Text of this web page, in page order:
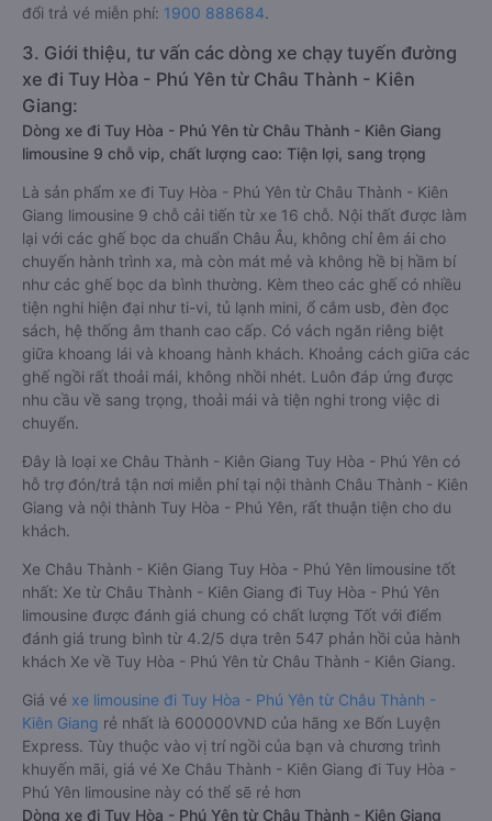
đổi trả vé miễn phí: 1900 888684.
3. Giới thiệu, tư vấn các dòng xe chạy tuyến đường
xe đi Tuy Hòa - Phú Yên từ Châu Thành - Kiên
Giang:
Dòng xe đi Tuy Hòa - Phú Yên từ Châu Thành - Kiên Giang
limousine 9 chỗ vip, chất lượng cao: Tiện lợi, sang trọng
Là sản phẩm xe đi Tuy Hòa - Phú Yên từ Châu Thành - Kiên
Giang limousine 9 chỗ cải tiến từ xe 16 chỗ. Nội thất được làm
lại với các ghế bọc da chuẩn Châu Âu, không chỉ êm ái cho
chuyến hành trình xa, mà còn mát mẻ và không hề bị hầm bí
như các ghế bọc da bình thường. Kèm theo các ghế có nhiều
tiện nghi hiện đại như ti-vi, tủ lạnh mini, ổ cắm usb, đèn đọc
sách, hệ thống âm thanh cao cấp. Có vách ngăn riêng biệt
giữa khoang lái và khoang hành khách. Khoảng cách giữa các
ghế ngồi rất thoải mái, không nhồi nhét. Luôn đáp ứng được
nhu cầu về sang trọng, thoải mái và tiện nghi trong việc di
chuyển.
Đây là loại xe Châu Thành - Kiên Giang Tuy Hòa - Phú Yên có
hỗ trợ đón/trả tận nơi miễn phí tại nội thành Châu Thành - Kiên
Giang và nội thành Tuy Hòa - Phú Yên, rất thuận tiện cho du
khách.
Xe Châu Thành - Kiên Giang Tuy Hòa - Phú Yên limousine tốt
nhất: Xe từ Châu Thành - Kiên Giang đi Tuy Hòa - Phú Yên
limousine được đánh giá chung có chất lượng Tốt với điểm
đánh giá trung bình từ 4.2/5 dựa trên 547 phản hồi của hành
khách Xe về Tuy Hòa - Phú Yên từ Châu Thành - Kiên Giang.
Giá vé xe limousine đi Tuy Hòa - Phú Yên từ Châu Thành -
Kiên Giang rẻ nhất là 600000VND của hãng xe Bốn Luyện
Express. Tùy thuộc vào vị trí ngồi của bạn và chương trình
khuyến mãi, giá vé Xe Châu Thành - Kiên Giang đi Tuy Hòa -
Phú Yên limousine này có thể sẽ rẻ hơn
Dòng xe đi Tuy Hòa - Phú Yên từ Châu Thành - Kiên Giang